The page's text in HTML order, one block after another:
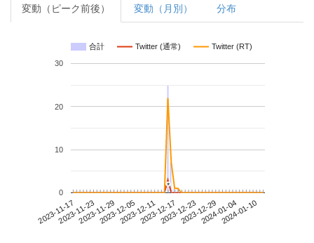
変動（ピーク前後） 変動（月別） 分布
合計 Twitter (通常) Twitter (RT)
2023-11-172023-11-232023-11-292023-12-052023-12-112023-12-172023-12-232023-12-292024-01-042024-01-10
0
10
20
30
*
*